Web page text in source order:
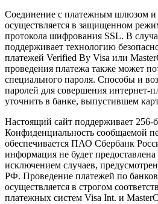
Соединение с платежным шлюзом и
осуществляется в защищенном
протокола шифрования SSL. В
поддерживает технологию
платежей Verified By Visa или
проведения платежа также может
специального пароля. Способы и
паролей для совершения интернет-
уточнить в банке, выпустившем
Настоящий сайт поддерживает 256-
Конфиденциальность сообщаемой
обеспечивается ПАО Сбербанк
информация не будет
исключением случаев,
РФ. Проведение платежей по
осуществляется в строгом
платежных систем Visa Int. и